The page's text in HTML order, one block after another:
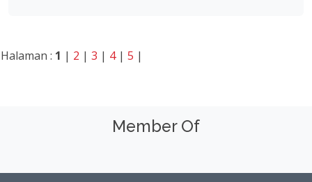
Halaman : 1 | 2 | 3 | 4| 5 |
Member Of